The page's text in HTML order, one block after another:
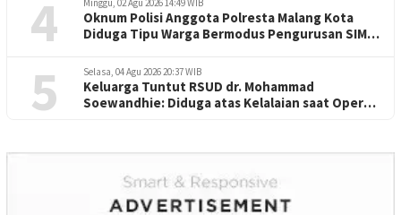
4 Minggu, 02 Agu 2026 14:49 WIB
Oknum Polisi Anggota Polresta Malang Kota
Diduga Tipu Warga Bermodus Pengurusan SIM
5 Selasa, 04 Agu 2026 20:37 WIB
Keluarga Tuntut RSUD dr. Mohammad
Soewandhie: Diduga atas Kelalaian saat Operasi